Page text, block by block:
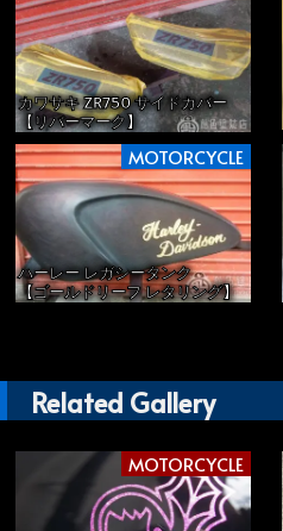
カワサキ ZR750 サイドカバー
【リバーマーク】
MOTORCYCLE
ハーレー レガシータンク
【ゴールドリーフ レタリング】
Related Gallery
MOTORCYCLE